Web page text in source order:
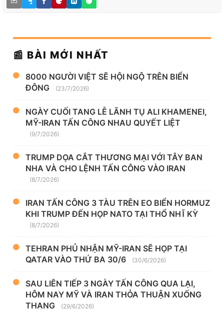
📰 BÀI MỚI NHẤT
8000 NGƯỜI VIỆT SẼ HỘI NGỘ TRÊN BIỂN
ĐÔNG
(23/7/2026)
NGÀY CUỐI TANG LỄ LÃNH TỤ ALI KHAMENEI,
MỸ-IRAN TẤN CÔNG NHAU QUYẾT LIỆT
(9/7/2026)
TRUMP DỌA CẮT THƯƠNG MẠI VỚI TÂY BAN
NHA VÀ CHO LỆNH TẤN CÔNG VÀO IRAN
(8/7/2026)
IRAN TẤN CÔNG 3 TÀU TRÊN EO BIỂN HORMUZ
KHI TRUMP ĐẾN HỌP NATO TẠI THỔ NHĨ KỲ
(8/7/2026)
TEHRAN PHỦ NHẬN MỸ-IRAN SẼ HỌP TẠI
QATAR VÀO THỨ BA 30/6
(30/6/2026)
SAU LIÊN TIẾP 3 NGÀY TẤN CÔNG QUA LẠI,
HÔM NAY MỸ VÀ IRAN THỎA THUẬN XUỐNG
THANG
(29/6/2026)